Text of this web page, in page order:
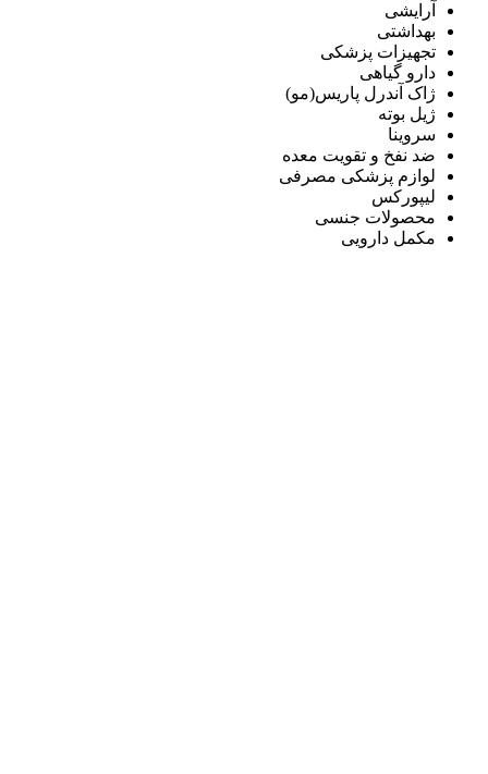
آرایشی
بهداشتی
تجهیزات پزشکی
دارو گیاهی
ژاک آندرل پاریس(مو)
ژیل بوته
سروینا
ضد نفخ و تقویت معده
لوازم پزشکی مصرفی
لیپورکس
محصولات جنسی
مکمل دارویی